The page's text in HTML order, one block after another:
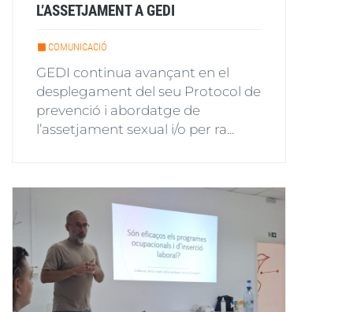
L’ASSETJAMENT A GEDI
COMUNICACIÓ
GEDI continua avançant en el
desplegament del seu Protocol de
prevenció i abordatge de
l’assetjament sexual i/o per ra...